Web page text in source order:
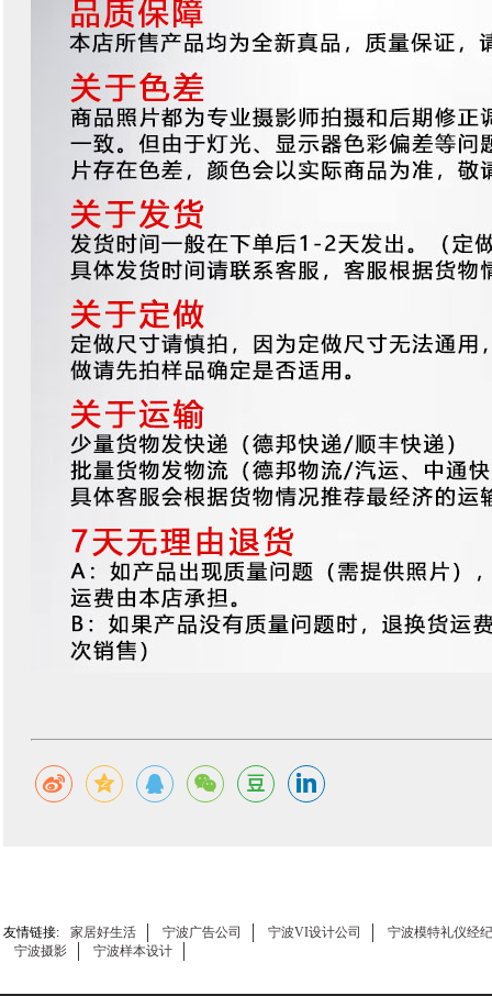
友情链接: 家居好生活 宁波广告公司 宁波VI设计公司
宁波模特礼仪经
宁波摄影
宁波样本设计